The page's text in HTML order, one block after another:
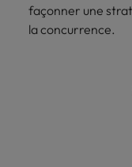
façonner une
la concurrence.